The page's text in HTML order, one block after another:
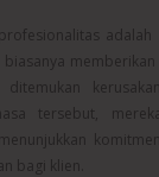
adalah
tersebut,
bagi klien.